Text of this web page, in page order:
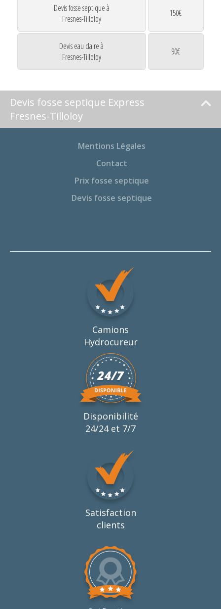
Devis fosse septique à
Fresnes-Tilloloy
150€
Devis eau claire à
Fresnes-Tilloloy
90€
Devis fosse septique Express
Fresnes-Tilloloy
Mentions Légales
Contact
Prix fosse septique
Devis fosse septique
Camions
Hydrocureur
Disponibilité
24/24 et 7/7
Satisfaction
clients